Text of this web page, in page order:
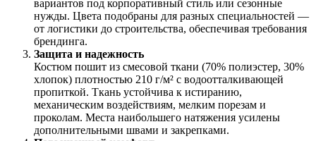
вариантов под корпоративный стиль или сезонные
нужды. Цвета подобраны для разных специальностей —
от логистики до строительства, обеспечивая требования
брендинга.
Защита и надежность
Костюм пошит из смесовой ткани (70% полиэстер, 30%
хлопок) плотностью 210 г/м² с водоотталкивающей
пропиткой. Ткань устойчива к истиранию,
механическим воздействиям, мелким порезам и
проколам. Места наибольшего натяжения усилены
дополнительными швами и закрепками.